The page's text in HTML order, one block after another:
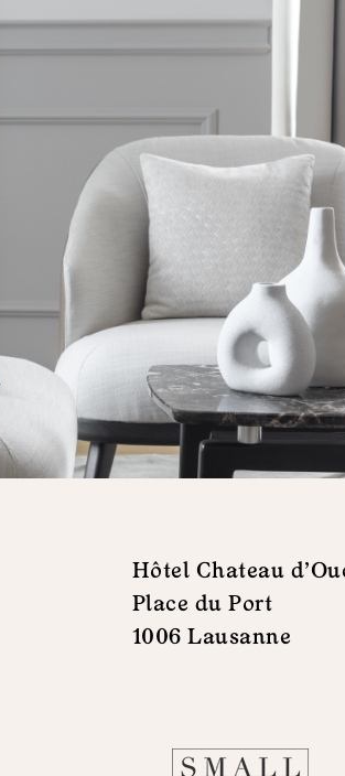
Hôtel Chateau
Place du Port
1006 Lausanne